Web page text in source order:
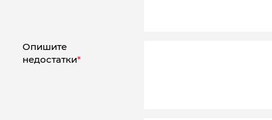
Опишите
недостатки*